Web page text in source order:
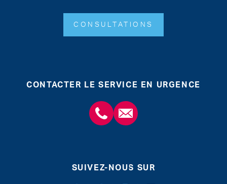
CONSULTATIONS
CONTACTER LE SERVICE EN URGENCE
+3243554120chirabdomle@chc.be
SUIVEZ-NOUS SUR